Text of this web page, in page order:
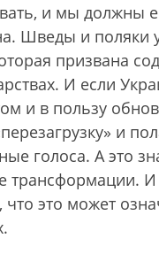
и мы должны
Шведы и поляки
призвана
И если
и в пользу
и
голоса. А это
трансформации.
это может